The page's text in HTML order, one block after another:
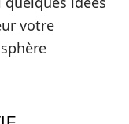
votre